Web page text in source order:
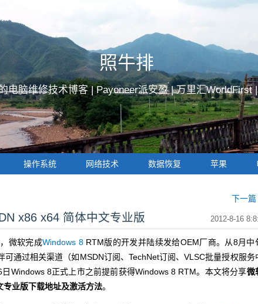
照牛排
电脑维修技术博客 |Payoneer派安盈|万里汇WorldFirst
操作系统 网络技术 数据恢复 苹果
下一篇
2012-8-16
x86 x64 简体中文专业版
微软完成Windows 8RTM版的开发并陆续发给OEM厂商。从8月中
通过相关渠道（如MSDN订阅、TechNet订阅、VLSC批量授权服务
Windows 8正式上市之前提前获得Windows 8 RTM。本文将分享微
业版下载地址及激活方法。